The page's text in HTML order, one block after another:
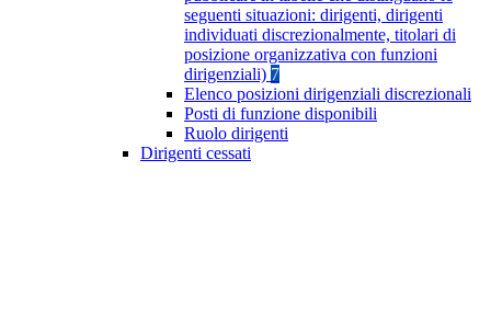
seguenti situazioni: dirigenti, dirigenti
individuati discrezionalmente, titolari di
posizione organizzativa con funzioni
dirigenziali) 7
Elenco posizioni dirigenziali discrezionali
Posti di funzione disponibili
Ruolo dirigenti
Dirigenti cessati